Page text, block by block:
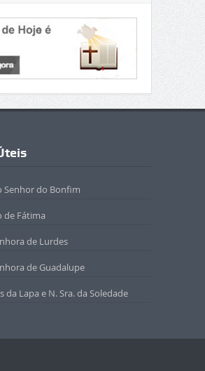
Senhor do Bonfim
de Fátima
de Lurdes
de Guadalupe
da Lapa e N. Sra. da Soledade